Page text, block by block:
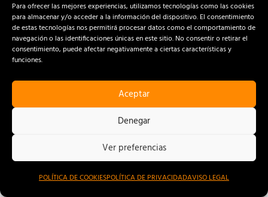
Para ofrecer las mejores experiencias, utilizamos tecnologías como las cookies
para almacenar y/o acceder a la información del dispositivo. El consentimiento
de estas tecnologías nos permitirá procesar datos como el comportamiento de
navegación o las identificaciones únicas en este sitio. No consentir o retirar el
consentimiento, puede afectar negativamente a ciertas características y
funciones.
Aceptar
Denegar
Ver preferencias
POLÍTICA DE COOKIESPOLÍTICA DE PRIVACIDADAVISO LEGAL
ICHH y cuyo objetivo es sensibilizar y movilizar al
mayor número de donantes de la zona
a
ser
donante’